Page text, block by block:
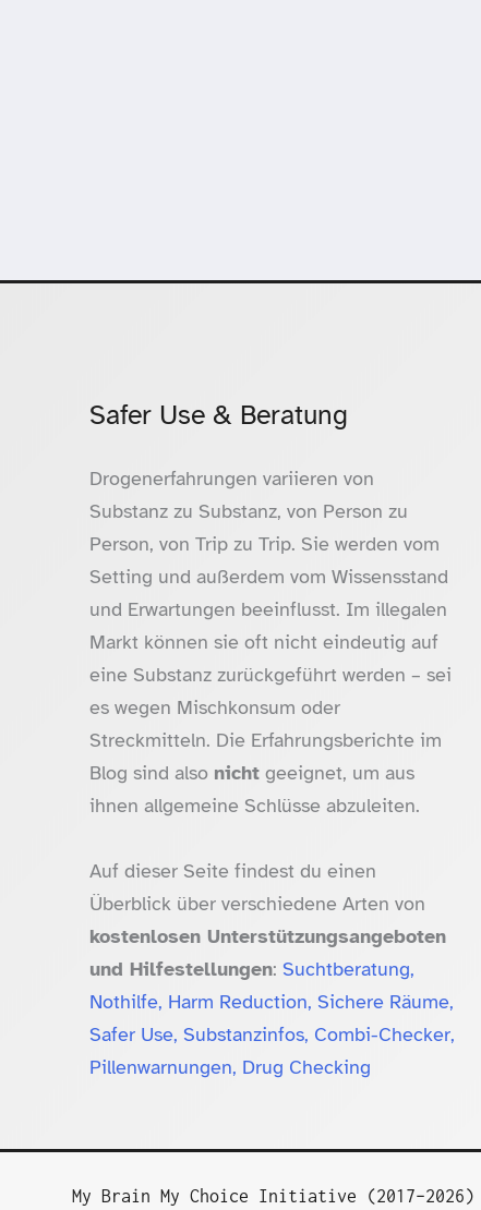
Safer Use & Beratung
Drogenerfahrungen variieren von
Substanz zu Substanz, von Person zu
Person, von Trip zu Trip. Sie werden vom
Setting und außerdem vom Wissensstand
und Erwartungen beeinflusst. Im illegalen
Markt können sie oft nicht eindeutig auf
eine Substanz zurückgeführt werden – sei
es wegen Mischkonsum oder
Streckmitteln. Die Erfahrungsberichte im
Blog sind also nicht geeignet, um aus
ihnen allgemeine Schlüsse abzuleiten.
Auf dieser Seite findest du einen
Überblick über verschiedene Arten von
kostenlosen Unterstützungsangeboten
und Hilfestellungen: Suchtberatung,
Nothilfe, Harm Reduction, Sichere Räume,
Safer Use, Substanzinfos, Combi-Checker,
Pillenwarnungen, Drug Checking
My Brain My Choice Initiative (2017–2026)